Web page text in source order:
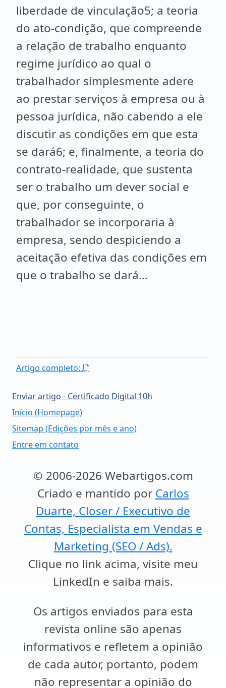
liberdade de vinculação5; a teoria
do ato-condição, que compreende
a relação de trabalho enquanto
regime jurídico ao qual o
trabalhador simplesmente adere
ao prestar serviços à empresa ou à
pessoa jurídica, não cabendo a ele
discutir as condições em que esta
se dará6; e, finalmente, a teoria do
contrato-realidade, que sustenta
ser o trabalho um dever social e
que, por conseguinte, o
trabalhador se incorporaria à
empresa, sendo despiciendo a
aceitação efetiva das condições em
que o trabalho se dará...
Artigo completo:
Enviar artigo - Certificado Digital 10h
Início (Homepage)
Sitemap (Edições por mês e ano)
Entre em contato
© 2006-2026 Webartigos.com
Criado e mantido por Carlos
Duarte, Closer / Executivo de
Contas, Especialista em Vendas e
Marketing (SEO / Ads).
Clique no link acima, visite meu
LinkedIn e saiba mais.
Os artigos enviados para esta
revista online são apenas
informativos e refletem a opinião
de cada autor, portanto, podem
não representar a opinião do